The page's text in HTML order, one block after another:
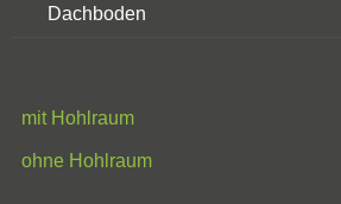
Dachboden
mit Hohlraum
ohne Hohlraum